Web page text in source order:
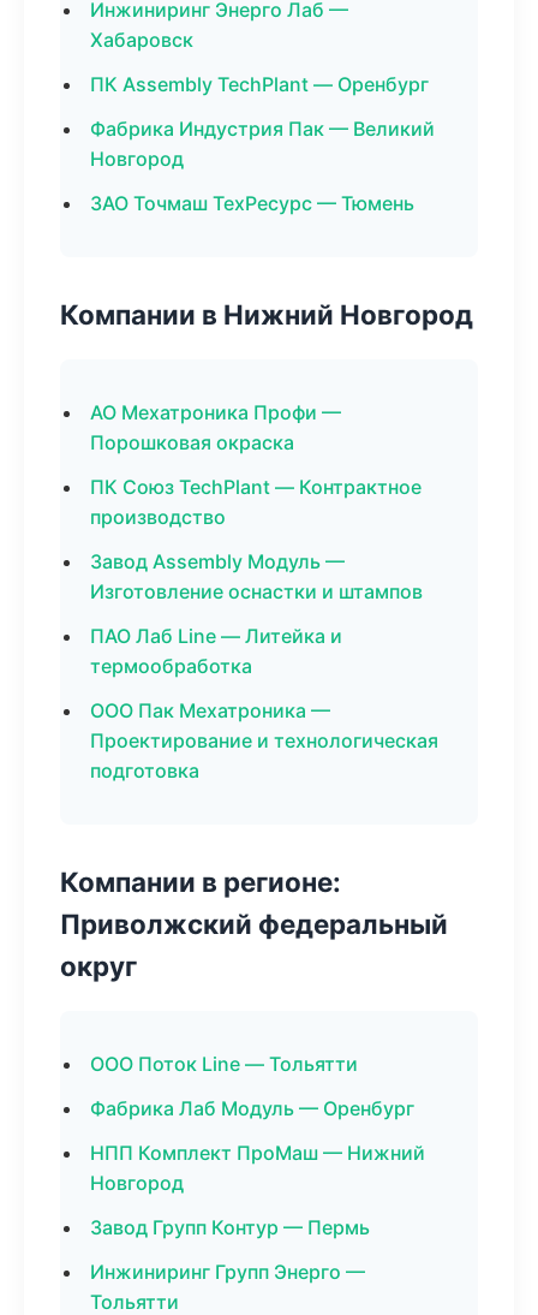
Инжиниринг Энерго Лаб —
Хабаровск
ПК Assembly TechPlant — Оренбург
Фабрика Индустрия Пак — Великий
Новгород
ЗАО Точмаш ТехРесурс — Тюмень
Компании в Нижний Новгород
АО Мехатроника Профи —
Порошковая окраска
ПК Союз TechPlant — Контрактное
производство
Завод Assembly Модуль —
Изготовление оснастки и штампов
ПАО Лаб Line — Литейка и
термообработка
ООО Пак Мехатроника —
Проектирование и технологическая
подготовка
Компании в регионе:
Приволжский федеральный
округ
ООО Поток Line — Тольятти
Фабрика Лаб Модуль — Оренбург
НПП Комплект ПроМаш — Нижний
Новгород
Завод Групп Контур — Пермь
Инжиниринг Групп Энерго —
Тольятти